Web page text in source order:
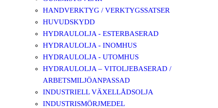
HANDVERKTYG / VERKTYGSSATSER
HUVUDSKYDD
HYDRAULOLJA - ESTERBASERAD
HYDRAULOLJA - INOMHUS
HYDRAULOLJA - UTOMHUS
HYDRAULOLJA – VITOLJEBASERAD /
ARBETSMILJÖANPASSAD
INDUSTRIELL VÄXELLÅDSOLJA
INDUSTRISMÖRJMEDEL